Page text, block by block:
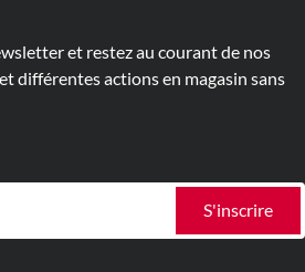
et restez au courant de nos
différentes actions en magasin sans
S'inscrire